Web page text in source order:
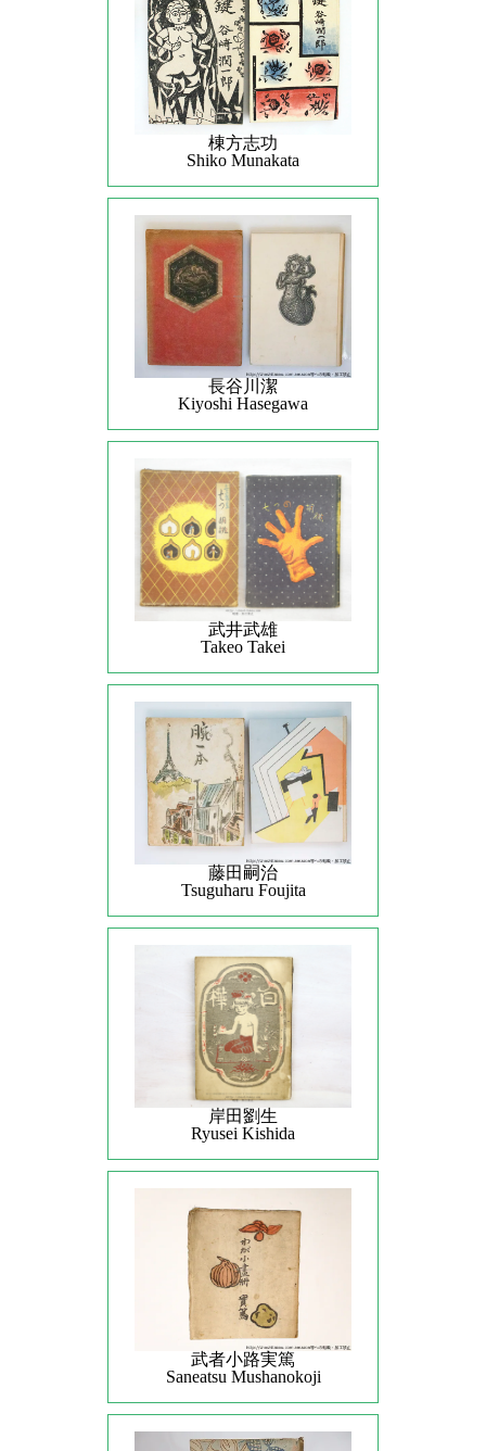
棟方志功
Shiko Munakata
長谷川潔
Kiyoshi Hasegawa
武井武雄
Takeo Takei
藤田嗣治
Tsuguharu Foujita
岸田劉生
Ryusei Kishida
武者小路実篤
Saneatsu Mushanokoji